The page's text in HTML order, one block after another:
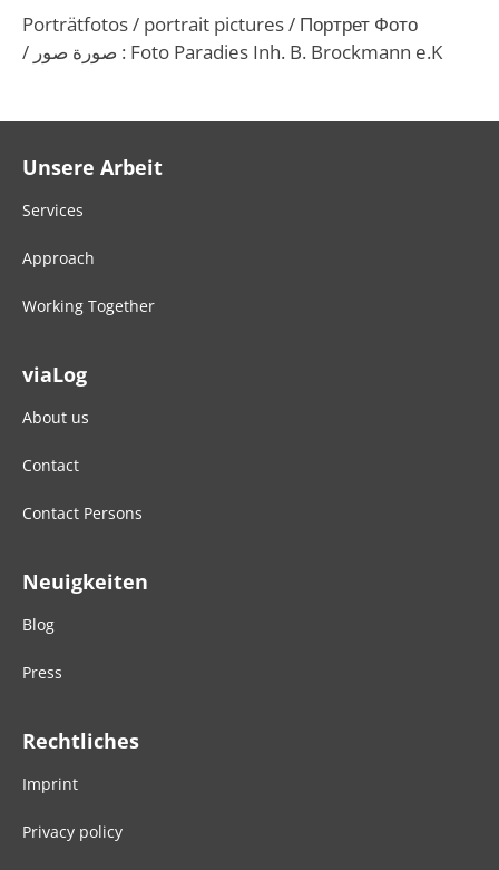
Porträtfotos / portrait pictures / Портрет Фото
/ صورة صور : Foto Paradies Inh. B. Brockmann e.K
Unsere Arbeit
Services
Approach
Working Together
viaLog
About us
Contact
Contact Persons
Neuigkeiten
Blog
Press
Rechtliches
Imprint
Privacy policy